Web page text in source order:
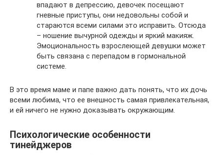
впадают в депрессию, девочек посещают
гневные приступы, они недовольны собой и
стараются всеми силами это исправить. Отсюда
– ношение вычурной одежды и яркий макияж.
Эмоциональность взрослеющей девушки может
быть связана с перепадом в гормональной
системе.
В это время маме и папе важно дать понять, что их дочь
всеми любима, что ее внешность самая привлекательная,
и ей ничего не нужно доказывать окружающим.
Психологические особенности
тинейджеров